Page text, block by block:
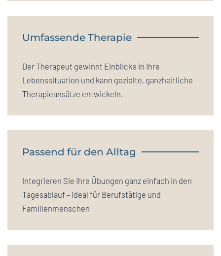
Umfassende Therapie
Der Therapeut gewinnt Einblicke in Ihre
Lebenssituation und kann gezielte, ganzheitliche
Therapieansätze entwickeln.
Passend für den Alltag
Integrieren Sie Ihre Übungen ganz einfach in den
Tagesablauf – ideal für Berufstätige und
Familienmenschen